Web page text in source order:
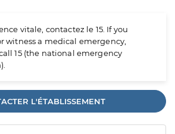
vitale, contactez le 15. If you
witness a medical emergency,
15 (the national emergency
L'ÉTABLISSEMENT